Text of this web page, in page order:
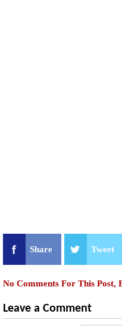
Share Tweet
No Comments For This Post,
Leave a Comment